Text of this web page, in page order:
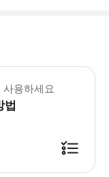
: - 2세 이하 어린이는 무
사용하세요
법